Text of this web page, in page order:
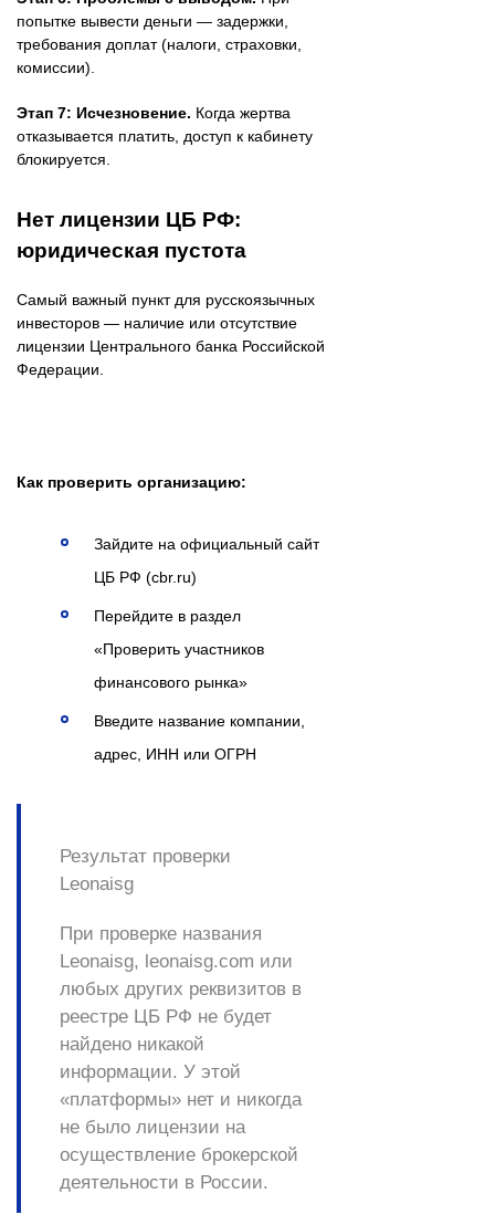
попытке вывести деньги — задержки,
требования доплат (налоги, страховки,
комиссии).
Этап 7: Исчезновение. Когда жертва
отказывается платить, доступ к кабинету
блокируется.
Нет лицензии ЦБ РФ:
юридическая пустота
Самый важный пункт для русскоязычных
инвесторов — наличие или отсутствие
лицензии Центрального банка Российской
Федерации.
Как проверить организацию:
Зайдите на официальный сайт
ЦБ РФ (cbr.ru)
Перейдите в раздел
«Проверить участников
финансового рынка»
Введите название компании,
адрес, ИНН или ОГРН
Результат проверки
Leonaisg
При проверке названия
Leonaisg, leonaisg.com или
любых других реквизитов в
реестре ЦБ РФ не будет
найдено никакой
информации. У этой
«платформы» нет и никогда
не было лицензии на
осуществление брокерской
деятельности в России.